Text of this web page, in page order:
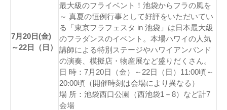
7月20日(金)
～22日（日）
最大級のフライベント！池袋からフラの風を
～ 真夏の恒例行事として好評をいただいてい
る「東京フラフェスタ in 池袋」は日本最大級
のフラダンスのイベント。本場ハワイの人気
講師による特別ステージやハワイアンバンド
の演奏、模擬店・物産展など盛りだくさん。
日 時：7月20日（金）～22日（日）11:00頃～
20:00頃（開催時刻は会場により異なる）
場 所：池袋西口公園（西池袋1－8）など計7
会場